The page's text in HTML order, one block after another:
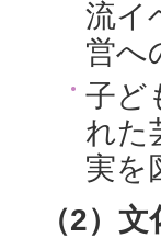
流イ
営へ
子ど
れた
実を
（2）